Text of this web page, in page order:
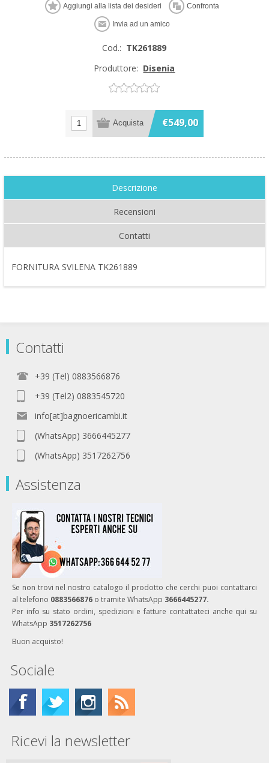
Cod.: TK261889
Produttore: Disenia
€549,00
Descrizione
Recensioni
Contatti
FORNITURA SVILENA TK261889
Contatti
+39 (Tel) 0883566876
+39 (Tel2) 0883545720
info[at]bagnoericambi.it
(WhatsApp) 3666445277
(WhatsApp) 3517262756
Assistenza
Se non trovi nel nostro catalogo il prodotto che cerchi puoi contattarci
al telefono 0883566876 o tramite WhatsApp 3666445277.
Per info su stato ordini, spedizioni e fatture contattateci anche qui su
WhatsApp 3517262756
Buon acquisto!
Sociale
Ricevi la newsletter